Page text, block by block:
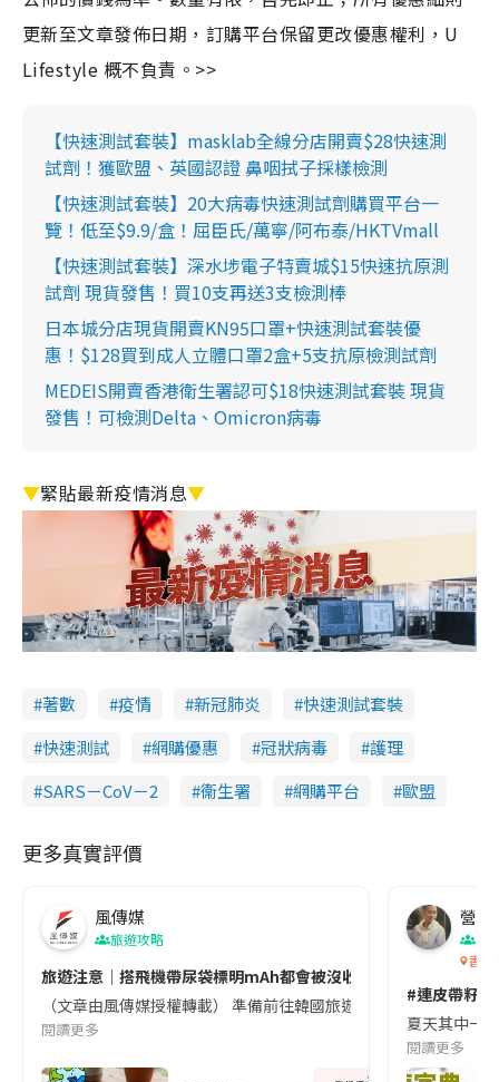
更新至文章發佈日期，訂購平台保留更改優惠權利，U
Lifestyle 概不負責。>>
【快速測試套裝】masklab全線分店開賣$28快速測
試劑！獲歐盟、英國認證 鼻咽拭子採樣檢測
【快速測試套裝】20大病毒快速測試劑購買平台一
覽！低至$9.9/盒！屈臣氏/萬寧/阿布泰/HKTVmall
【快速測試套裝】深水埗電子特賣城$15快速抗原測
試劑 現貨發售！買10支再送3支檢測棒
日本城分店現貨開賣KN95口罩+快速測試套裝優
惠！$128買到成人立體口罩2盒+5支抗原檢測試劑
MEDEIS開賣香港衛生署認可$18快速測試套裝 現貨
發售！可檢測Delta、Omicron病毒
▼緊貼最新疫情消息▼
著數 疫情 新冠肺炎
快速測試套裝
快速測試
網購優惠 冠狀病毒
護理
SARS－CoV－2
衞生署 網購平台 歐盟
更多真實評價
風傳媒
旅遊攻略
旅遊注意｜搭飛機帶尿袋標明mAh都會被沒收😱出發前切記檢查
（文章由風傳媒授權轉載） 準備前往韓國旅遊的民眾，近期要
閱讀更多
營養
香港
#連皮帶籽
夏天其中一
閱讀更多